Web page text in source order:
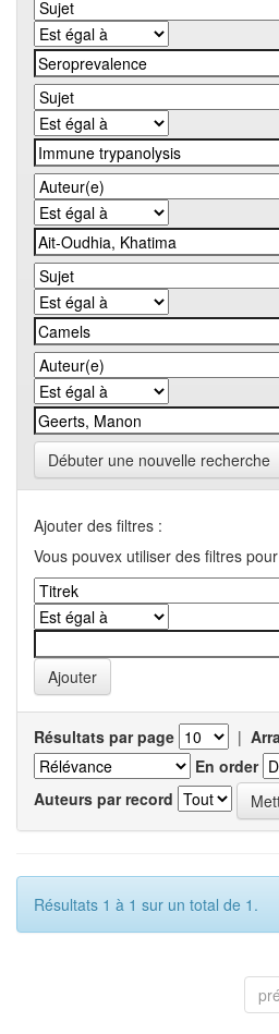
Débuter une nouvelle recherche
Ajouter des filtres :
Vous pouvex utiliser des filtres
Résultats par page |
En order
Auteurs par record
Résultats 1 à 1 sur un total de 1.